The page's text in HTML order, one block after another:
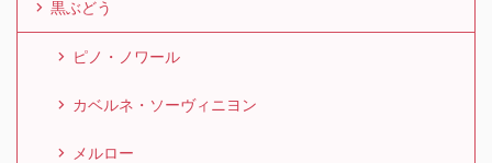
黒ぶどう
ピノ・ノワール
カベルネ・ソーヴィニヨン
メルロー